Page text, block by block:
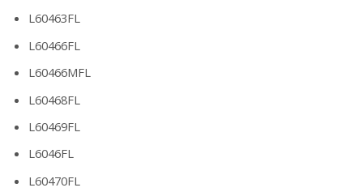
L60463FL
L60466FL
L60466MFL
L60468FL
L60469FL
L6046FL
L60470FL